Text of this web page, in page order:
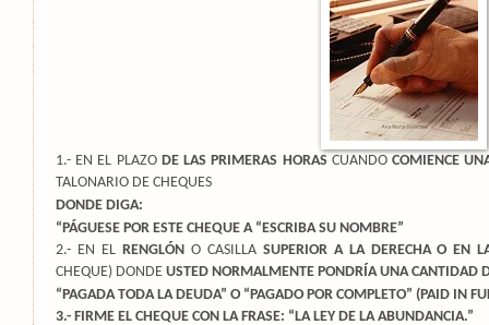
1.- EN EL PLAZO DE LAS PRIMERAS HORAS CUANDOCOMIENCE
TALONARIO DE CHEQUES
DONDE DIGA:
“PÁGUESE POR ESTE CHEQUE A “ESCRIBA SU NOMBRE”
2.- EN EL
RENGLÓN O CASILLASUPERIOR A LA DERECHA O EN
CHEQUE) DONDE USTED NORMALMENTE PONDRÍA UNA CANTIDAD
“PAGADA TODA LA DEUDA” O “PAGADO POR COMPLETO” (PAID IN
3.- FIRME EL CHEQUE CON LA FRASE: “LA LEY DE LA ABUNDANCIA.”